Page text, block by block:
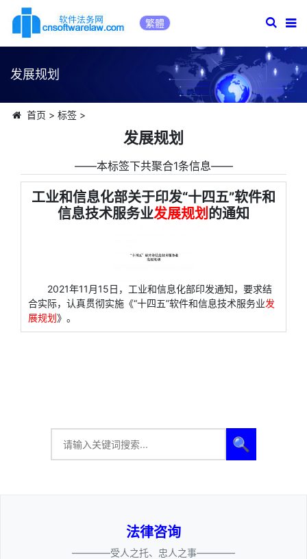
繁體
发展规划
首页 > 标签>
发展规划
――本标签下共聚合1条信息――
工业和信息化部关于印发“十四五”软件和
信息技术服务业发展规划的通知
2021年11月15日，工业和信息化部印发通知，要求结
合实际，认真贯彻实施《“十四五”软件和信息技术服务业发
展规划》。
🔍
法律咨询
————受人之托、忠人之事————